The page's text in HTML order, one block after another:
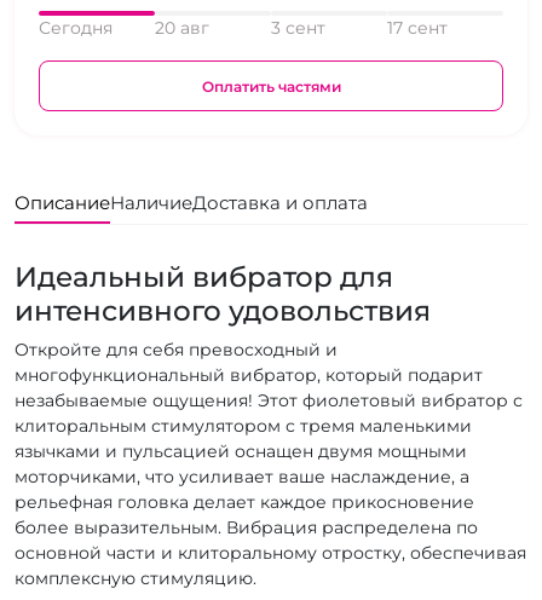
Сегодня 20 авг 3 сент 17 сент
Оплатить частями
ОписаниеНаличиеДоставка и оплата
Идеальный вибратор для
интенсивного удовольствия
Откройте для себя превосходный и
многофункциональный вибратор, который подарит
незабываемые ощущения! Этот фиолетовый вибратор с
клиторальным стимулятором с тремя маленькими
язычками и пульсацией оснащен двумя мощными
моторчиками, что усиливает ваше наслаждение, а
рельефная головка делает каждое прикосновение
более выразительным. Вибрация распределена по
основной части и клиторальному отростку, обеспечивая
комплексную стимуляцию.